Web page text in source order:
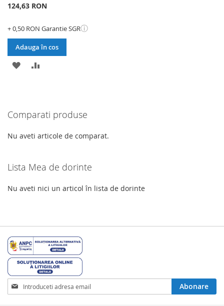
124,63 RON
+ 0,50 RON Garantie SGRⓘ
Adauga în cos
ADAUGATI
DE
DORINTE
Comparati produse
Nu aveti articole de comparat.
Lista Mea de dorinte
Nu aveti nici un articol în lista de dorinte
Inscrieti-
va
Abonare